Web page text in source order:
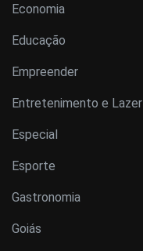
Economia
Educação
Empreender
Entretenimento e Lazer
Especial
Esporte
Gastronomia
Goiás